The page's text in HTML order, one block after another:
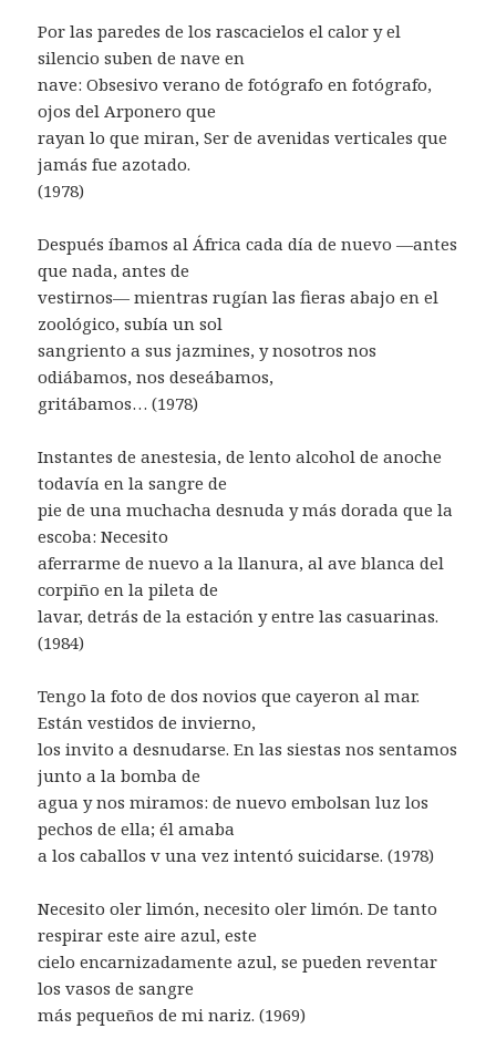
Por las paredes de los rascacielos el calor y el
silencio suben de nave en
nave: Obsesivo verano de fotógrafo en fotógrafo,
ojos del Arponero que
rayan lo que miran, Ser de avenidas verticales que
jamás fue azotado.
(1978)
Después íbamos al África cada día de nuevo —antes
que nada, antes de
vestirnos— mientras rugían las fieras abajo en el
zoológico, subía un sol
sangriento a sus jazmines, y nosotros nos
odiábamos, nos deseábamos,
gritábamos… (1978)
Instantes de anestesia, de lento alcohol de anoche
todavía en la sangre de
pie de una muchacha desnuda y más dorada que la
escoba: Necesito
aferrarme de nuevo a la llanura, al ave blanca del
corpiño en la pileta de
lavar, detrás de la estación y entre las casuarinas.
(1984)
Tengo la foto de dos novios que cayeron al mar.
Están vestidos de invierno,
los invito a desnudarse. En las siestas nos sentamos
junto a la bomba de
agua y nos miramos: de nuevo embolsan luz los
pechos de ella; él amaba
a los caballos v una vez intentó suicidarse. (1978)
Necesito oler limón, necesito oler limón. De tanto
respirar este aire azul, este
cielo encarnizadamente azul, se pueden reventar
los vasos de sangre
más pequeños de mi nariz. (1969)